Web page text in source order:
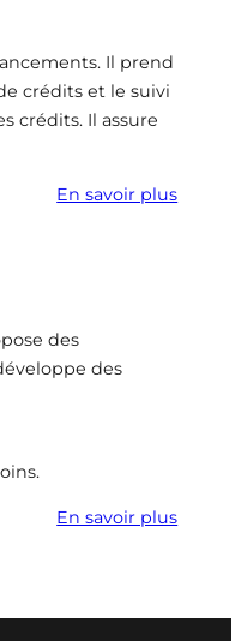
Il prend
crédits et le suivi
crédits. Il assure
En savoir plus
des
des
En savoir plus